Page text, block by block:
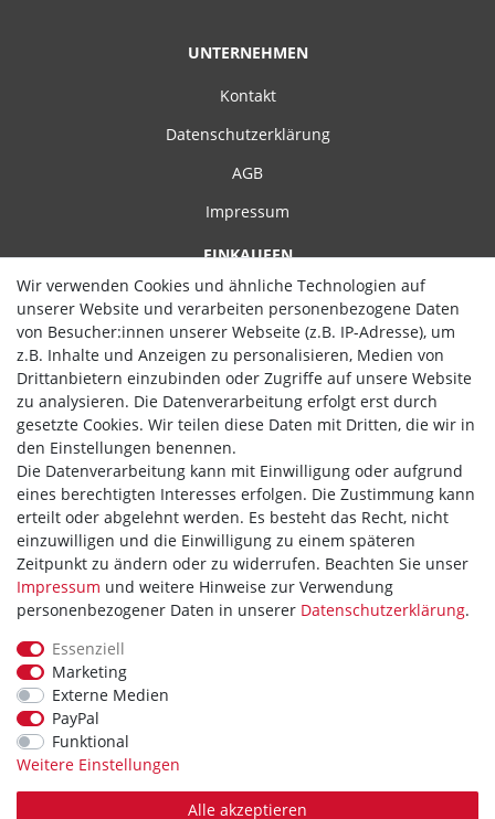
UNTERNEHMEN
Kontakt
Datenschutzerklärung
AGB
Impressum
EINKAUFEN
Zahlungsarten
Versand
Widerrufsrecht
Hilfe
Vertrag widerrufen
WIR AKZEPTIEREN
WIR VERSENDEN MIT
Wir verwenden Cookies und ähnliche Technologien auf
unserer Website und verarbeiten personenbezogene Daten
von Besucher:innen unserer Webseite (z.B. IP-Adresse), um
z.B. Inhalte und Anzeigen zu personalisieren, Medien von
Drittanbietern einzubinden oder Zugriffe auf unsere Website
zu analysieren. Die Datenverarbeitung erfolgt erst durch
gesetzte Cookies. Wir teilen diese Daten mit Dritten, die wir in
den Einstellungen benennen.
Die Datenverarbeitung kann mit Einwilligung oder aufgrund
eines berechtigten Interesses erfolgen. Die Zustimmung kann
erteilt oder abgelehnt werden. Es besteht das Recht, nicht
einzuwilligen und die Einwilligung zu einem späteren
Zeitpunkt zu ändern oder zu widerrufen. Beachten Sie unser
Impressum und weitere Hinweise zur Verwendung
personenbezogener Daten in unserer Daten­schutz­erklärung.
Essenziell
Marketing
Externe Medien
PayPal
Funktional
Weitere Einstellungen
Alle akzeptieren